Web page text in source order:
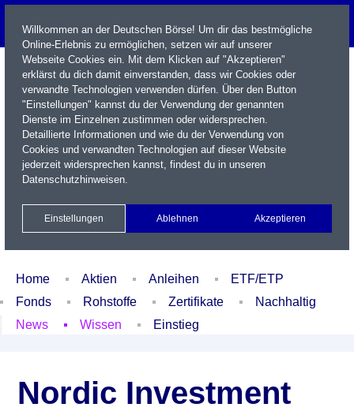
Name / WKN / ISIN / Kürzel
Xetra Realtime
Watchlist Portfolio Login
Home Aktien Anleihen
ETF/ETP
Fonds
Rohstoffe Zertifikate
Nachhaltig
News
Wissen Einstieg
Nordic Investment
Willkommen an der Deutschen Börse! Um dir das bestmögliche
Online-Erlebnis zu ermöglichen, setzen wir auf unserer
Webseite Cookies ein. Mit dem Klicken auf "Akzeptieren"
erklärst du dich damit einverstanden, dass wir Cookies oder
verwandte Technologien verwenden dürfen. Über den Button
"Einstellungen" kannst du der Verwendung der genannten
Dienste im Einzelnen zustimmen oder widersprechen.
Detaillierte Informationen und wie du der Verwendung von
Cookies und verwandten Technologien auf dieser Website
jederzeit widersprechen kannst, findest du in unseren
Datenschutzhinweisen.
Einstellungen Ablehnen Akzeptieren